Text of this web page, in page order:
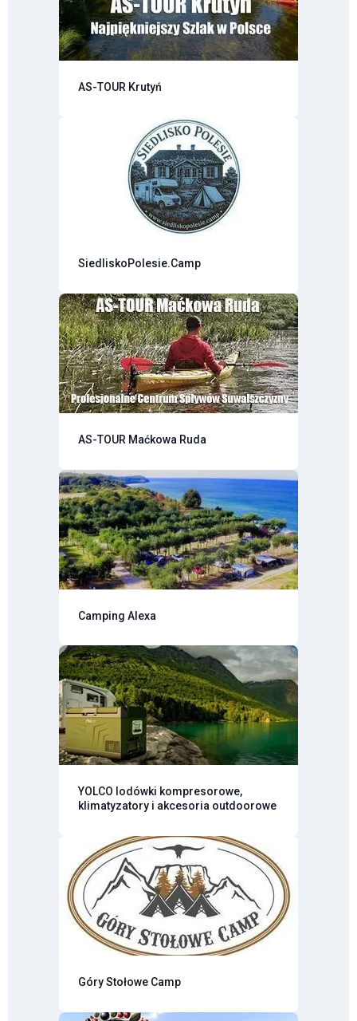
AS-TOUR Krutyń
SiedliskoPolesie.Camp
AS-TOUR Maćkowa Ruda
Camping Alexa
YOLCO lodówki kompresorowe,
klimatyzatory i akcesoria outdoorowe
Góry Stołowe Camp